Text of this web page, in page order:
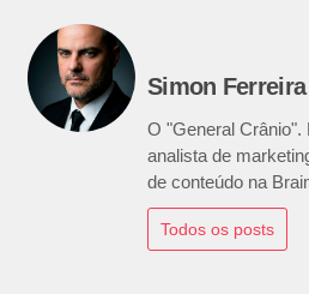
Simon Ferreira
O "General Crânio".
analista de
de conteúdo na
Todos os posts